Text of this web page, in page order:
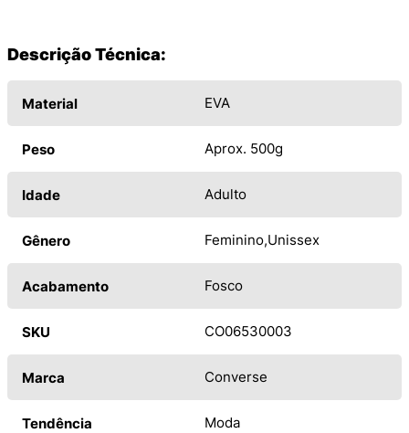
Descrição Técnica:
Material EVA
Peso Aprox. 500g
Idade Adulto
Gênero Feminino Unissex
Acabamento Fosco
SKU CO06530003
Marca Converse
Tendência Moda